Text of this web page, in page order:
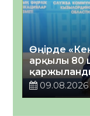
Өңірде
арқылы 80
09.08.2026